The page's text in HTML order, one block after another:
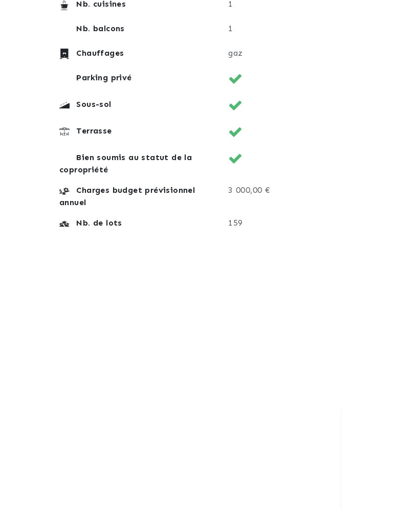
Nb. cuisines 1
Nb. balcons 1
Chauffages gaz
Parking privé
Sous-sol
Terrasse
Bien soumis au statut de la
copropriété
Charges budget prévisionnel
annuel
3 000,00 €
Nb. de lots 159